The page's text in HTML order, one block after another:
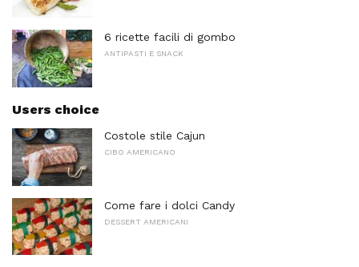
6 ricette facili di gombo
ANTIPASTI E SNACK
Users choice
Costole stile Cajun
CIBO AMERICANO
Come fare i dolci Candy
DESSERT AMERICANI